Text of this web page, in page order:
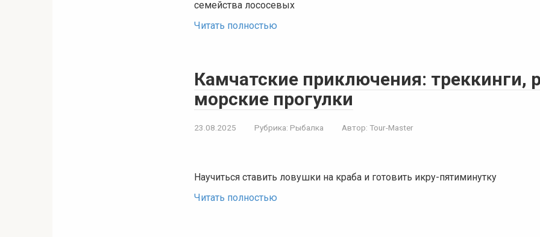
семейства лососевых
Читать полностью
Камчатские приключения: треккинги,
морские прогулки
23.08.2025 Рубрика: Рыбалка Автор: Tour-Master
Научиться ставить ловушки на краба и готовить икру-пятиминутку
Читать полностью